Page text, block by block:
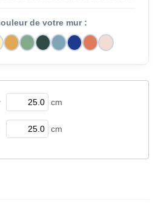
de votre mur :
cm
cm